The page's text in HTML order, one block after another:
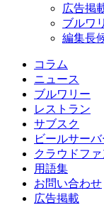
広告掲
ブルワ
編集長
コラム
ニュース
ブルワリー
レストラン
サブスク
ビールサーバ
クラウドフ
用語集
お問い合わせ
広告掲載